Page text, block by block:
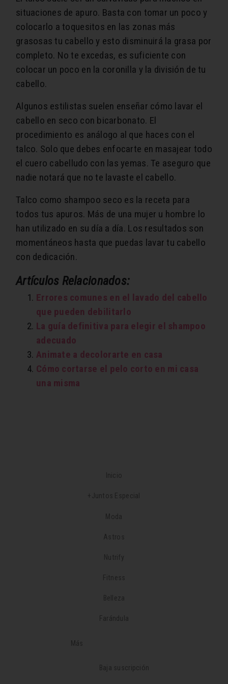
situaciones de apuro. Basta con tomar un poco y
colocarlo a toquesitos en las zonas más
grasosas tu cabello y esto disminuirá la grasa por
completo. No te excedas, es suficiente con
colocar un poco en la coronilla y la división de tu
cabello.
Algunos estilistas suelen enseñar cómo lavar el
cabello en seco con bicarbonato. El
procedimiento es análogo al que haces con el
talco. Solo que debes enfocarte en masajear todo
el cuero cabelludo con las yemas. Te aseguro que
nadie notará que no te lavaste el cabello.
Talco como shampoo seco es la receta para
todos tus apuros. Más de una mujer u hombre lo
han utilizado en su día a día. Los resultados son
momentáneos hasta que puedas lavar tu cabello
con dedicación.
Artículos Relacionados:
Errores comunes en el lavado del cabello
que pueden debilitarlo
La guía definitiva para elegir el shampoo
adecuado
Animate a decolorarte en casa
Cómo cortarse el pelo corto en mi casa
una misma
Inicio
+Juntos Especial
Moda
Astros
Nutrify
Fitness
Belleza
Farándula
Más
Baja suscripción